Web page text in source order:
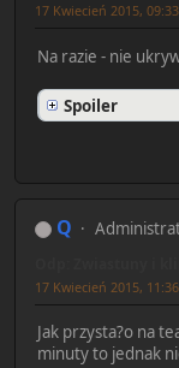
17 Kwiecień 2015,
Na razie - nie
Spoiler
Q
17 Kwiecień 2015,
Jak przysta?o na
minuty to jednak